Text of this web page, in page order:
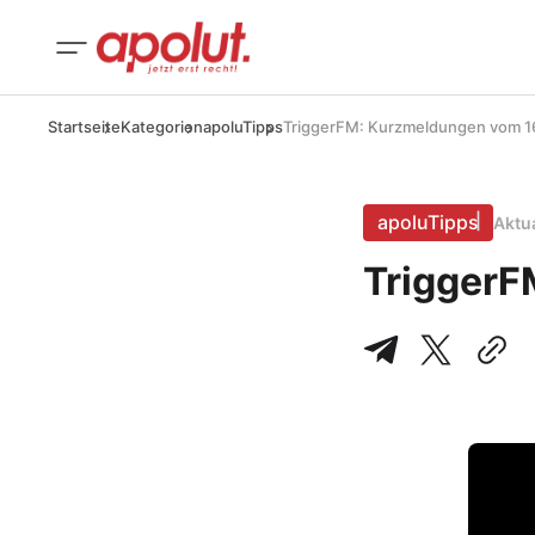
StartseiteKategorienapoluTippsTriggerFM: Kurzmeldungen vom
apoluTipps